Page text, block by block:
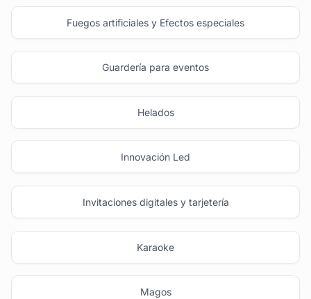
Fuegos artificiales y Efectos especiales
Guardería para eventos
Helados
Innovación Led
Invitaciones digitales y tarjetería
Karaoke
Magos